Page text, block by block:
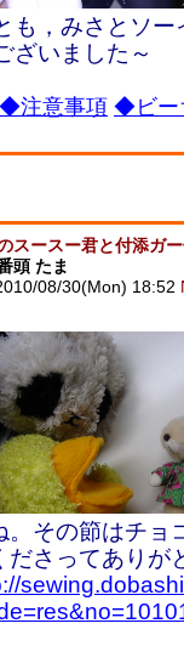
も，みさとソ
ざいました～
◆注意事項 ◆ビー
スースー君と付添ガ
頭 たま
08/30(Mon) 18:52
。その節はチョ
ださってありが